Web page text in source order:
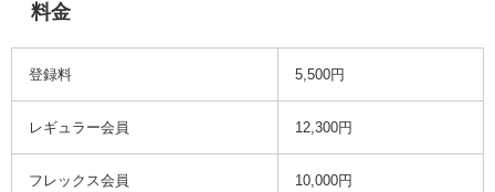
料金
登録料 5,500円
レギュラー会員 12,300円
フレックス会員 10,000円